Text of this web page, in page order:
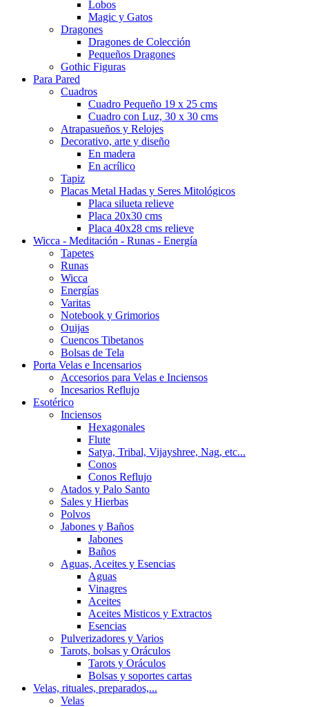
Lobos
Magic y Gatos
Dragones
Dragones de Colección
Pequeños Dragones
Gothic Figuras
Para Pared
Cuadros
Cuadro Pequeño 19 x 25 cms
Cuadro con Luz, 30 x 30 cms
Atrapasueños y Relojes
Decorativo, arte y diseño
En madera
En acrílico
Tapiz
Placas Metal Hadas y Seres Mitológicos
Placa silueta relieve
Placa 20x30 cms
Placa 40x28 cms relieve
Wicca - Meditación - Runas - Energía
Tapetes
Runas
Wicca
Energías
Varitas
Notebook y Grimorios
Ouijas
Cuencos Tibetanos
Bolsas de Tela
Porta Velas e Incensarios
Accesorios para Velas e Inciensos
Incesarios Reflujo
Esotérico
Inciensos
Hexagonales
Flute
Satya, Tribal, Vijayshree, Nag, etc...
Conos
Conos Reflujo
Atados y Palo Santo
Sales y Hierbas
Polvos
Jabones y Baños
Jabones
Baños
Aguas, Aceites y Esencias
Aguas
Vinagres
Aceites
Aceites Misticos y Extractos
Esencias
Pulverizadores y Varios
Tarots, bolsas y Oráculos
Tarots y Oráculos
Bolsas y soportes cartas
Velas, rituales, preparados,...
Velas